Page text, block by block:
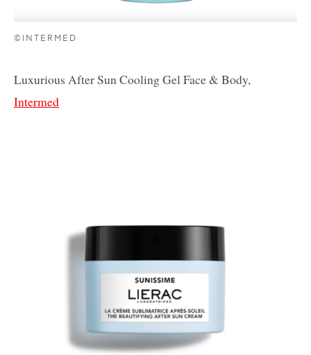
©INTERMED
Luxurious After Sun Cooling Gel Face & Body,
Intermed